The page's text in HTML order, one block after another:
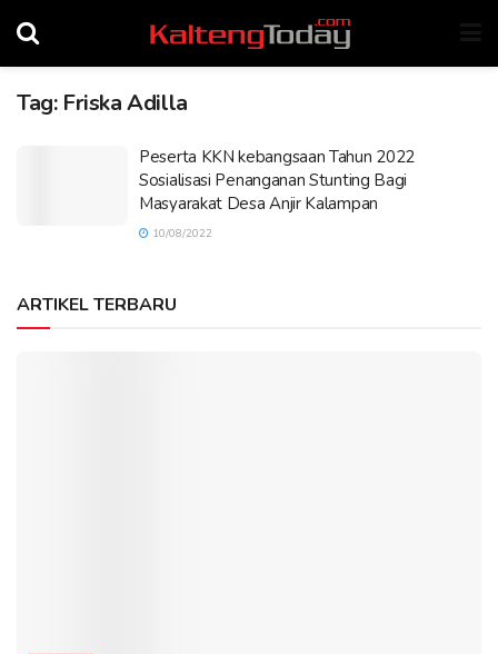
Tag: Friska Adilla
Peserta KKN kebangsaan Tahun 2022
Sosialisasi Penanganan Stunting Bagi
Masyarakat Desa Anjir Kalampan
10/08/2022
ARTIKEL TERBARU